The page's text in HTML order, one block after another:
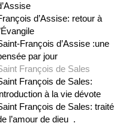
d’Assise: retour à
l’Évangile
François d’Assise :une
par jour
François de Sales
François de Sales:
à la vie dévote
François de Sales: traité
l’amour de dieu  .